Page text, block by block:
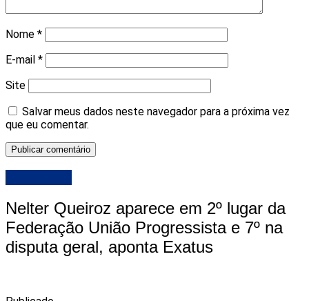
Nome *
E-mail *
Site
Salvar meus dados neste navegador para a próxima vez
que eu comentar.
Nelter Queiroz aparece em 2º lugar da
Federação União Progressista e 7º na
disputa geral, aponta Exatus